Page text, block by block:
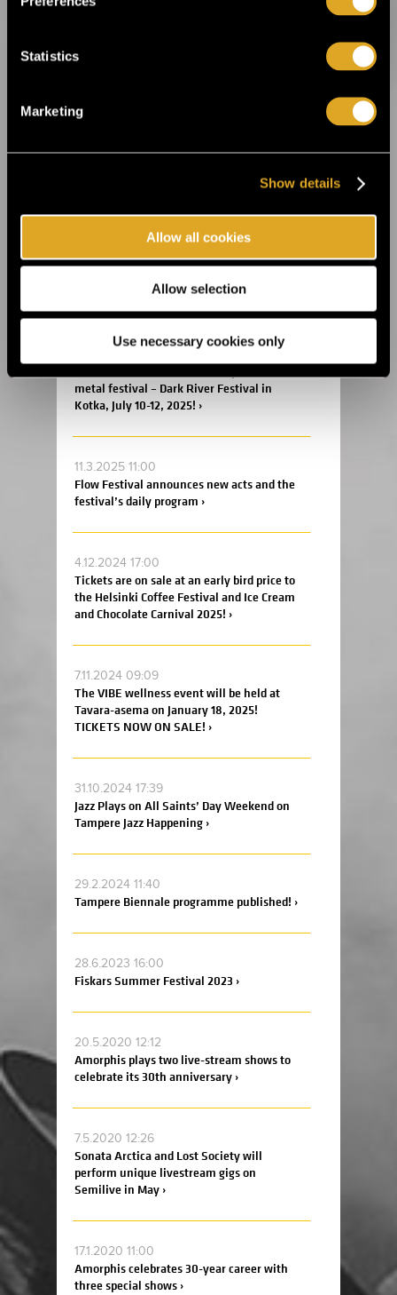
Statistics
Marketing
Show details
Allow all cookies
Allow selection
Use necessary cookies only
will perform in Tallinn next summer ›
14.8.2025 11:45
This summer, the Fiskars Summer Festival
22.5.2025 09:00
around the corner ›
metal festival – Dark River Festival in
Kotka, July 10-12, 2025! ›
11.3.2025 11:00
Flow Festival announces new acts and the
festival’s daily program ›
4.12.2024 17:00
Tickets are on sale at an early bird price to
the Helsinki Coffee Festival and Ice Cream
and Chocolate Carnival 2025! ›
7.11.2024 09:09
The VIBE wellness event will be held at
Tavara-asema on January 18, 2025!
TICKETS NOW ON SALE! ›
31.10.2024 17:39
Jazz Plays on All Saints’ Day Weekend on
Tampere Jazz Happening ›
29.2.2024 11:40
Tampere Biennale programme published! ›
28.6.2023 16:00
Fiskars Summer Festival 2023 ›
20.5.2020 12:12
Amorphis plays two live-stream shows to
celebrate its 30th anniversary ›
7.5.2020 12:26
Sonata Arctica and Lost Society will
perform unique livestream gigs on
Semilive in May ›
17.1.2020 11:00
Amorphis celebrates 30-year career with
three special shows ›